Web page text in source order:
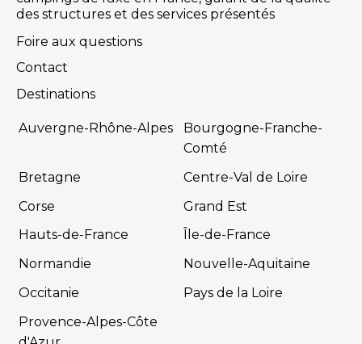
des structures et des services présentés
Foire aux questions
Contact
Destinations
Auvergne-Rhône-Alpes
Bourgogne-Franche-
Comté
Bretagne
Centre-Val de Loire
Corse
Grand Est
Hauts-de-France
Île-de-France
Normandie
Nouvelle-Aquitaine
Occitanie
Pays de la Loire
Provence-Alpes-Côte